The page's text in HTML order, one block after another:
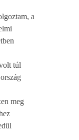
a
túl
meg